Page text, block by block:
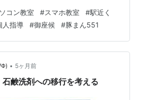
に御座候」と。旦那母とうちの父
ってしまい。お供えお供え・・・
お客さんが多いところがいいよ
購入。そして、お昼を食べようと
るところが見当たらない。とりあ
んやら肉団子やら焼売やら買って
コン教室 #スマホ教室 #駅近く
人指導 #御座候 #豚まん551
• 5ヶ月前
鹸洗剤への移行を考える